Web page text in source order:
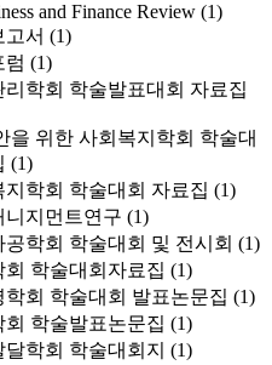
and Finance Review (1)
서 (1)
럼 (1)
리학회 학술발표대회 자료집
을 위한 사회복지학회 학술대
(1)
지학회 학술대회 자료집 (1)
니지먼트연구 (1)
학회 학술대회 및 전시회 (1)
회 학술대회자료집 (1)
학회 학술대회 발표논문집 (1)
회 학술발표논문집 (1)
학회 학술대회지 (1)